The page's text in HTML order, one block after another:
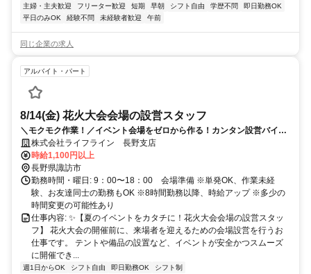
主婦・主夫歓迎
フリーター歓迎 短期 早朝 シフト自由 学歴不問
即日勤務OK
平日のみOK
経験不問 未経験者歓迎 午前
同じ企業の求人
アルバイト・パート
8/14(金) 花火大会会場の設営スタッフ
＼モクモク作業！／イベント会場をゼロから作る！カンタン設営バイ
ト！株式会社ライフライン 長野支店
時給1,100円以上
長野県諏訪市
勤務時間・曜日: 9：00〜18：00 会場準備 ※単発OK、作業未経
験、お友達同士の勤務もOK ※8時間勤務以降、時給アップ ※多少の
時間変更の可能性あり
仕事内容: ✨【夏のイベントをカタチに！花火大会会場の設営スタッ
フ】 花火大会の開催前に、来場者を迎えるための会場設営を行うお
仕事です。 テントや備品の設置など、イベントが安全かつスムーズ
に開催でき...
週1日からOK シフト自由 即日勤務OK シフト制